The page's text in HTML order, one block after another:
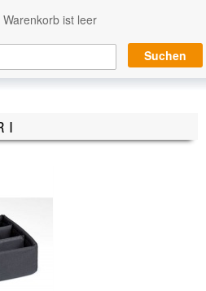
Warenkorb ist leer
I